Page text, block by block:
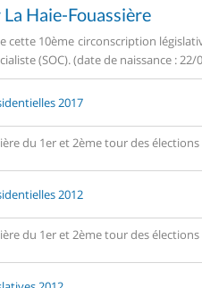
Haie-Fouassière
cette 10ème circonscription
(SOC). (date de naissance :
2017
du 1er et 2ème tour des
2012
du 1er et 2ème tour des